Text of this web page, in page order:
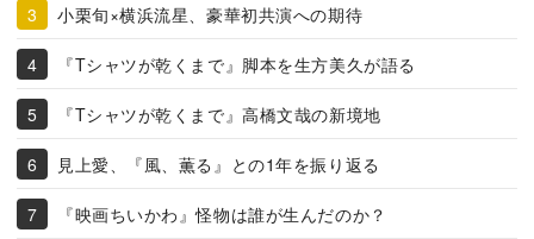
小栗旬×横浜流星、豪華初共演への期待
『Tシャツが乾くまで』脚本を生方美久が語る
『Tシャツが乾くまで』高橋文哉の新境地
見上愛、『風、薫る』との1年を振り返る
『映画ちいかわ』怪物は誰が生んだのか？